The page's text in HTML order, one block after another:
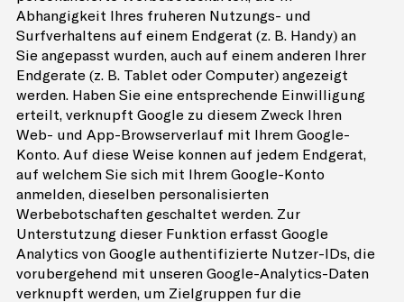
Abhängigkeit Ihres früheren Nutzungs- und
Surfverhaltens auf einem Endgerät (z. B. Handy) an
Sie angepasst wurden, auch auf einem anderen Ihrer
Endgeräte (z. B. Tablet oder Computer) angezeigt
werden. Haben Sie eine entsprechende Einwilligung
erteilt, verknüpft Google zu diesem Zweck Ihren
Web- und App-Browserverlauf mit Ihrem Google-
Konto. Auf diese Weise können auf jedem Endgerät,
auf welchem Sie sich mit Ihrem Google-Konto
anmelden, dieselben personalisierten
Werbebotschaften geschaltet werden. Zur
Unterstützung dieser Funktion erfasst Google
Analytics von Google authentifizierte Nutzer-IDs, die
vorübergehend mit unseren Google-Analytics-Daten
verknüpft werden, um Zielgruppen für die